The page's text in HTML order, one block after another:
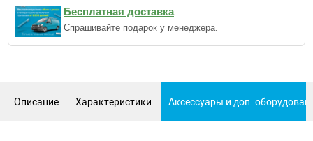
Бесплатная доставка
Спрашивайте подарок у менеджера.
Описание Характеристики Аксессуары и доп.